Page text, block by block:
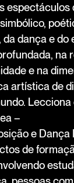
espectáculos
dança e do
na
e na
artística de
Lecciona
–
e Dança
de